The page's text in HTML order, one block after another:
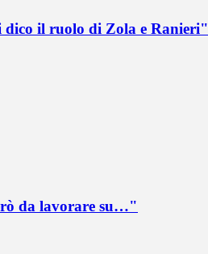
dico il ruolo di Zola e Ranieri"
da lavorare su…"